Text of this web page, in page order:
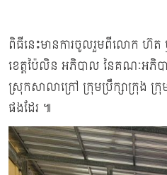
ពិធីនេះមានការចូលរួមពីលោក ហ៊ត
ខេត្តប៉ៃលិន អភិបាល នៃគណៈអភិ
ស្រុកសាលាក្រៅ ក្រុមប្រឹក្សាក្រុង ក្
ផងដែរ ៕